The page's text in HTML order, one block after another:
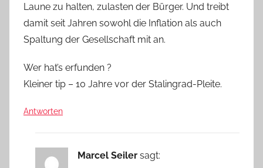
Laune zu halten, zulasten der Bürger. Und treibt
damit seit Jahren sowohl die Inflation als auch
Spaltung der Gesellschaft mit an.
Wer hat’s erfunden ?
Kleiner tip – 10 Jahre vor der Stalingrad-Pleite.
Antworten
Marcel Seiler sagt: